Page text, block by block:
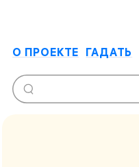
О ПРОЕКТЕ ГАДАТЬ